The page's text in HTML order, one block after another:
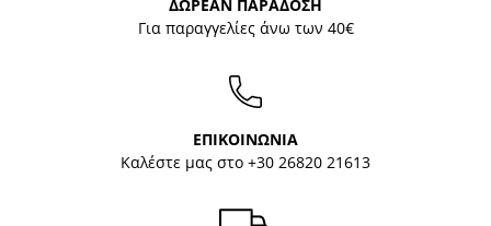
ΔΩΡΕΑΝ ΠΑΡΑΔΟΣΗ
Για παραγγελίες άνω των 40€
ΕΠΙΚΟΙΝΩΝΙΑ
Καλέστε μας στο +30 26820 21613